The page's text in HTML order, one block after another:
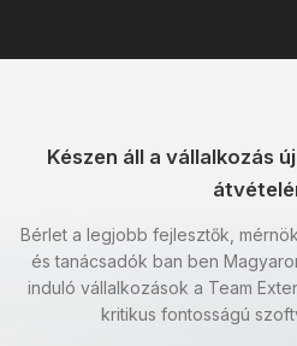
Készen áll a vállalkozás
Bérlet a legjobb fejlesztők,
és tanácsadók ban ben
induló vállalkozások a Team
kritikus fontosságú